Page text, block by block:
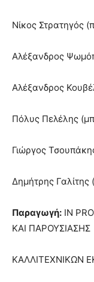
Νίκος Στρατηγός
Αλέξανδρος
Αλέξανδρος
Πόλυς Πελέλης
Γιώργος
Δημήτρης Γαλίτης
Παραγωγή: IN
ΚΑΙ ΠΑΡΟΥΣΙΑΣΗΣ
ΚΑΛΛΙΤΕΧΝΙΚΩΝ